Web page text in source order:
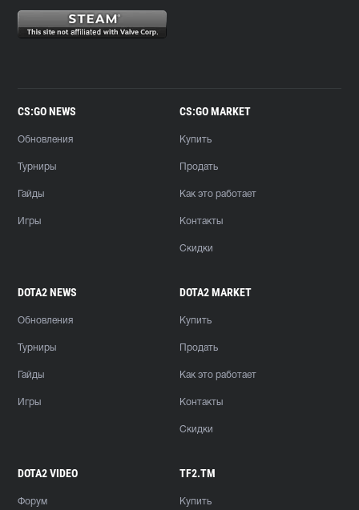
CS:GO NEWS
Обновления
Турниры
Гайды
Игры
CS:GO MARKET
Купить
Продать
Как это работает
Контакты
Скидки
DOTA2 NEWS
Обновления
Турниры
Гайды
Игры
DOTA2 MARKET
Купить
Продать
Как это работает
Контакты
Скидки
DOTA2 VIDEO
Форум
TF2.TM
Купить